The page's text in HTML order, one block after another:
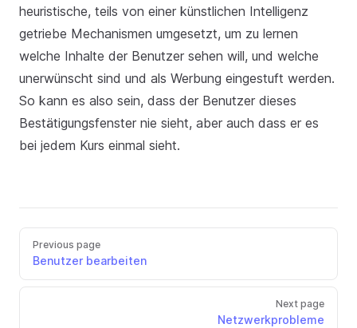
heuristische, teils von einer künstlichen Intelligenz
getriebe Mechanismen umgesetzt, um zu lernen
welche Inhalte der Benutzer sehen will, und welche
unerwünscht sind und als Werbung eingestuft werden.
So kann es also sein, dass der Benutzer dieses
Bestätigungsfenster nie sieht, aber auch dass er es
bei jedem Kurs einmal sieht.
Previous page
Benutzer bearbeiten
Next page
Netzwerkprobleme